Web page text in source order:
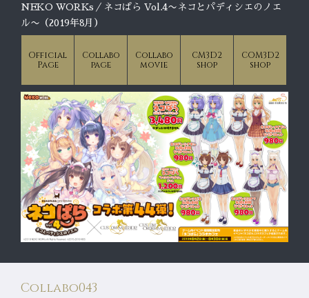
NEKO WORKs／ネコぱら Vol.4〜ネコとパディシエのノエ
ル〜（2019年8月）
Official
Page
Collabo
page
Collabo
movie
CM3D2
shop
COM3D2
shop
Collabo043